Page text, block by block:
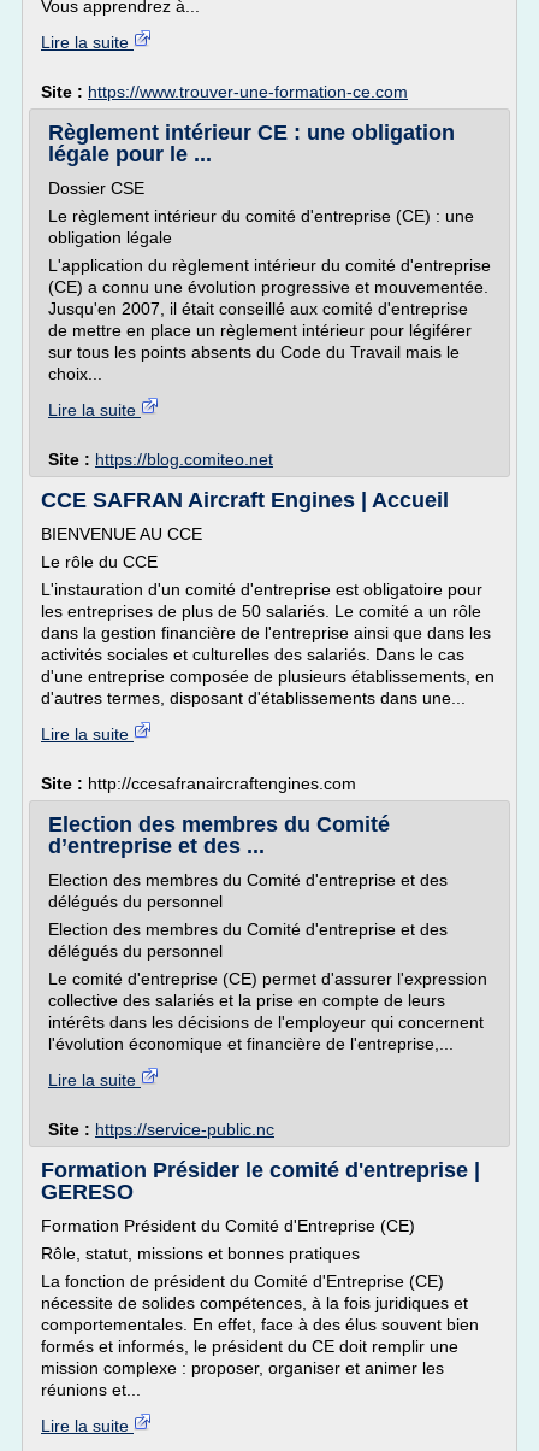
Vous apprendrez à...
Lire la suite
Site : https://www.trouver-une-formation-ce.com
Règlement intérieur CE : une obligation
légale pour le ...
Dossier CSE
Le règlement intérieur du comité d'entreprise (CE) : une
obligation légale
L'application du règlement intérieur du comité d'entreprise
(CE) a connu une évolution progressive et mouvementée.
Jusqu'en 2007, il était conseillé aux comité d'entreprise
de mettre en place un règlement intérieur pour légiférer
sur tous les points absents du Code du Travail mais le
choix...
Lire la suite
Site : https://blog.comiteo.net
CCE SAFRAN Aircraft Engines | Accueil
BIENVENUE AU CCE
Le rôle du CCE
L'instauration d'un comité d'entreprise est obligatoire pour
les entreprises de plus de 50 salariés. Le comité a un rôle
dans la gestion financière de l'entreprise ainsi que dans les
activités sociales et culturelles des salariés. Dans le cas
d'une entreprise composée de plusieurs établissements, en
d'autres termes, disposant d'établissements dans une...
Lire la suite
Site : http://ccesafranaircraftengines.com
Election des membres du Comité
d’entreprise et des ...
Election des membres du Comité d'entreprise et des
délégués du personnel
Election des membres du Comité d'entreprise et des
délégués du personnel
Le comité d'entreprise (CE) permet d'assurer l'expression
collective des salariés et la prise en compte de leurs
intérêts dans les décisions de l'employeur qui concernent
l'évolution économique et financière de l'entreprise,...
Lire la suite
Site : https://service-public.nc
Formation Présider le comité d'entreprise |
GERESO
Formation Président du Comité d'Entreprise (CE)
Rôle, statut, missions et bonnes pratiques
La fonction de président du Comité d'Entreprise (CE)
nécessite de solides compétences, à la fois juridiques et
comportementales. En effet, face à des élus souvent bien
formés et informés, le président du CE doit remplir une
mission complexe : proposer, organiser et animer les
réunions et...
Lire la suite